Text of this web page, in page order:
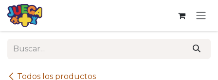
Ir al contenido
Todos los productos